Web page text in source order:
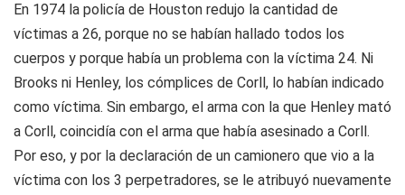
En 1974 la policía de Houston redujo la cantidad de
víctimas a 26, porque no se habían hallado todos los
cuerpos y porque había un problema con la víctima 24. Ni
Brooks ni Henley, los cómplices de Corll, lo habían indicado
como víctima. Sin embargo, el arma con la que Henley mató
a Corll, coincidía con el arma que había asesinado a Corll.
Por eso, y por la declaración de un camionero que vio a la
víctima con los 3 perpetradores, se le atribuyó nuevamente